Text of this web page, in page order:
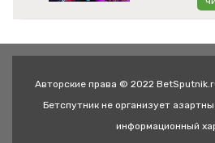
Авторские права © 2022
Бетспутник не организует
информационный